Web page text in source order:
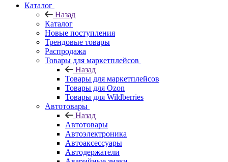
Каталог
Назад
Каталог
Новые поступления
Трендовые товары
Распродажа
Товары для маркетплейсов
Назад
Товары для маркетплейсов
Товары для Ozon
Товары для Wildberries
Автотовары
Назад
Автотовары
Автоэлектроника
Автоаксессуары
Автодержатели